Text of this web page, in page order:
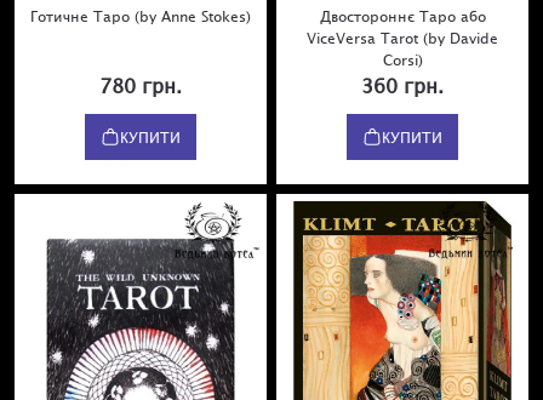
Готичне Таро (by Anne Stokes)
780 грн.
КУПИТИ
Двостороннє Таро або
ViceVersa Tarot (by Davide
Corsi)
360 грн.
КУПИТИ